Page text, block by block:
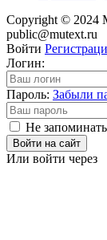
Copyright © 2024
public@mutext.ru
Войти
Логин:
Пароль: Забыли
Не
Войти на сайт
Или войти через